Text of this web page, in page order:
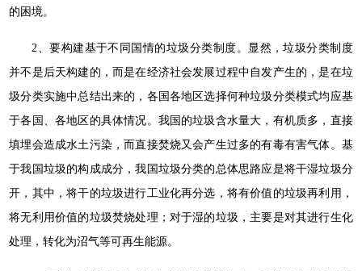
的困境。
2、要构建基于不同国情的垃圾分类制度。显然，垃圾分类制度
并不是后天构建的，而是在经济社会发展过程中自发产生的，是在垃
圾分类实施中总结出来的，各国各地区选择何种垃圾分类模式均应基
于各国、各地区的具体情况。我国的垃圾含水量大，有机质多，直接
填埋会造成水土污染，而直接焚烧又会产生过多的有毒有害气体。基
于我国垃圾的构成成分，我国垃圾分类的总体思路应是将干湿垃圾分
开，其中，将干的垃圾进行工业化再分选，将有价值的垃圾再利用，
将无利用价值的垃圾焚烧处理；对于湿的垃圾，主要是对其进行生化
处理，转化为沼气等可再生能源。